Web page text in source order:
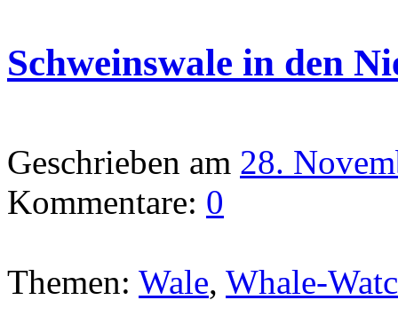
Schweinswale in den
Geschrieben am 28.
Kommentare: 0
Themen: Wale, Whale-